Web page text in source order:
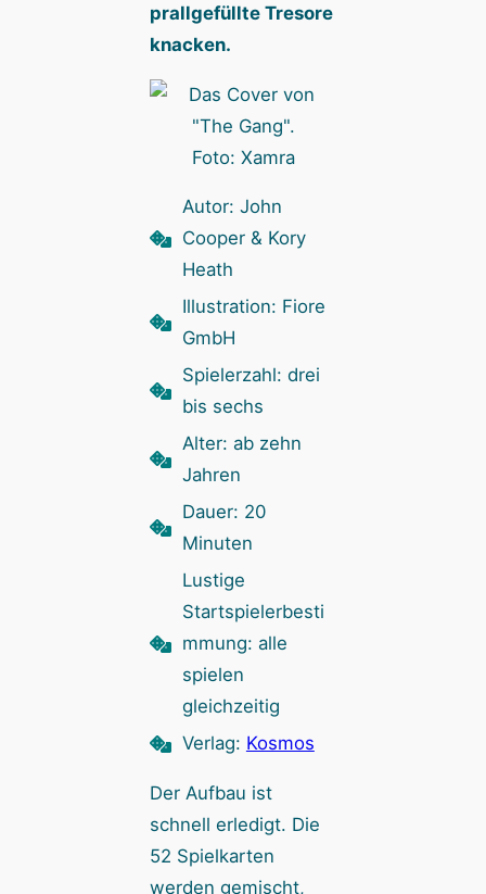
prallgefüllte Tresore
knacken.
Foto: Xamra
Autor: John
Cooper & Kory
Heath
Illustration: Fiore
GmbH
Spielerzahl: drei
bis sechs
Alter: ab zehn
Jahren
Dauer: 20
Minuten
Lustige
Startspielerbesti
mmung: alle
spielen
gleichzeitig
Verlag: Kosmos
Der Aufbau ist
schnell erledigt. Die
52 Spielkarten
werden gemischt,